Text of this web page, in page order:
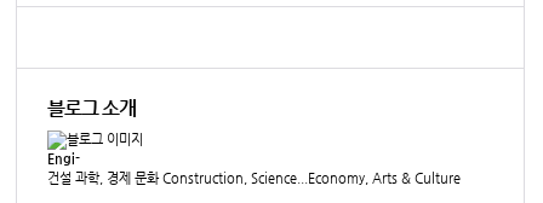
블로그 소개
Engi-
건설 과학, 경제 문화 Construction, Science...Economy, Arts & Culture